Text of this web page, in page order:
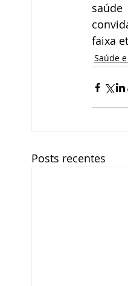
faixa
Saúde
Posts recentes